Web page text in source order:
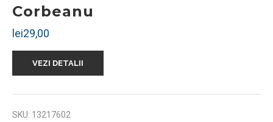
Corbeanu
lei29,00
VEZI DETALII
SKU: 13217602